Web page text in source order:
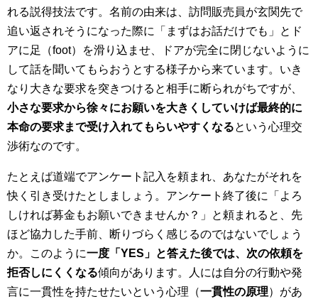
れる説得技法です。名前の由来は、訪問販売員が玄関先で
追い返されそうになった際に「まずはお話だけでも」とド
アに足（foot）を滑り込ませ、ドアが完全に閉じないように
して話を聞いてもらおうとする様子から来ています。いき
なり大きな要求を突きつけると相手に断られがちですが、
小さな要求から徐々にお願いを大きくしていけば最終的に
本命の要求まで受け入れてもらいやすくなるという心理交
渉術なのです。
たとえば道端でアンケート記入を頼まれ、あなたがそれを
快く引き受けたとしましょう。アンケート終了後に「よろ
しければ募金もお願いできませんか？」と頼まれると、先
ほど協力した手前、断りづらく感じるのではないでしょう
か。このように一度「YES」と答えた後では、次の依頼を
拒否しにくくなる傾向があります。人には自分の行動や発
言に一貫性を持たせたいという心理（一貫性の原理）があ